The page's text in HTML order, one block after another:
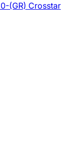
(GR) Crosstar